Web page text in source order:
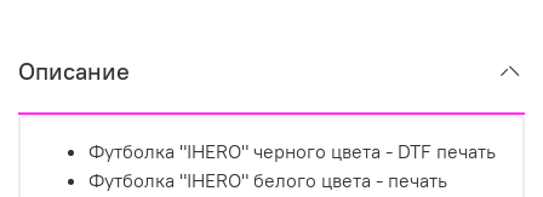
Описание
Футболка "IHERO" черного цвета - DTF печать
Футболка "IHERO" белого цвета - печать